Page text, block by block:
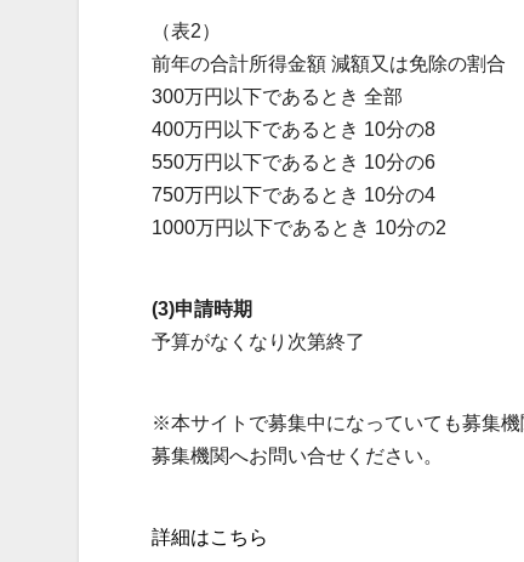
（表2）
前年の合計所得金額 減額又は免除の割合
300万円以下であるとき 全部
400万円以下であるとき 10分の8
550万円以下であるとき 10分の6
750万円以下であるとき 10分の4
1000万円以下であるとき 10分の2
(3)申請時期
予算がなくなり次第終了
※本サイトで募集中になっていても募集
募集機関へお問い合せください。
詳細はこちら